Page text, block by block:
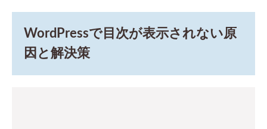
WordPressで目次が表示されない原
因と解決策